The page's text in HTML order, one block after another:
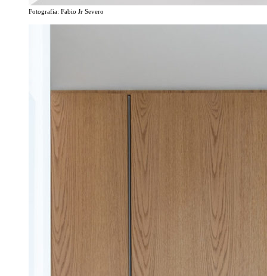
Fotografia: Fabio Jr Severo